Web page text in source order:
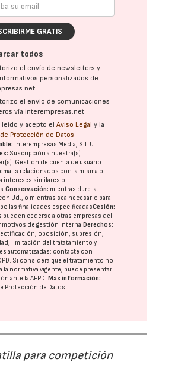
GRATIS
todos
el envío de newsletters y
personalizados de
el envío de comunicaciones
vía interempresas.net
leído y acepto elAviso Legal y la
Protección de Datos
Interempresas Media, S.L.U.
Suscripción a nuestra(s)
Gestión de cuenta de usuario.
relacionados con la misma o
intereses similares o
Conservación: mientras dure la
Ud., o mientras sea necesario para
las finalidades especificadasCesión:
pueden cederse a otras empresas del
motivos de gestión interna.Derechos:
oposición, supresión,
limitación del tratatamiento y
automatizadas: contacte con
. Si considera que el tratamiento no
la normativa vigente, puede presentar
ante laAEPD.Más información:
Protección de Datos
para competición